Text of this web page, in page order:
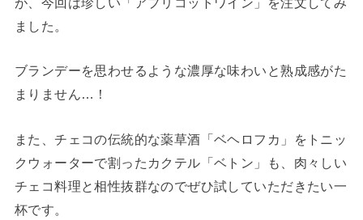
ました。
ブランデーを思わせるような濃厚な味わいと熟成感がた
まりません…！
また、チェコの伝統的な薬草酒「ベヘロフカ」をトニッ
クウォーターで割ったカクテル「ベトン」も、肉々しい
チェコ料理と相性抜群なのでぜひ試していただきたい一
杯です。